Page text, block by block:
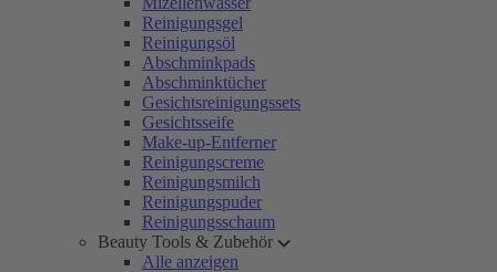
Reinigungsgel
Reinigungsöl
Abschminkpads
Abschminktücher
Gesichtsreinigungssets
Gesichtsseife
Make-up-Entferner
Reinigungscreme
Reinigungsmilch
Reinigungspuder
Reinigungsschaum
Beauty Tools & Zubehör
Alle anzeigen